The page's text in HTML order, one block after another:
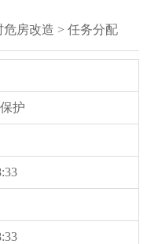
危房改造 > 任务分配
护